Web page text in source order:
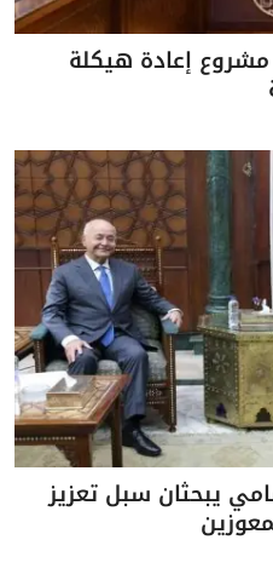
إعادة هيكلة
يبحثان سبل تعزيز